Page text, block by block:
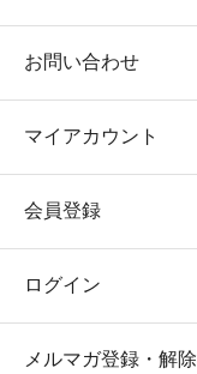
お問い合わせ
マイアカウント
会員登録
ログイン
メルマガ登録・解除